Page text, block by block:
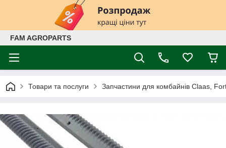
FAM AGROPARTS
Товари та послуги Запчастини для комбайнів Claas,